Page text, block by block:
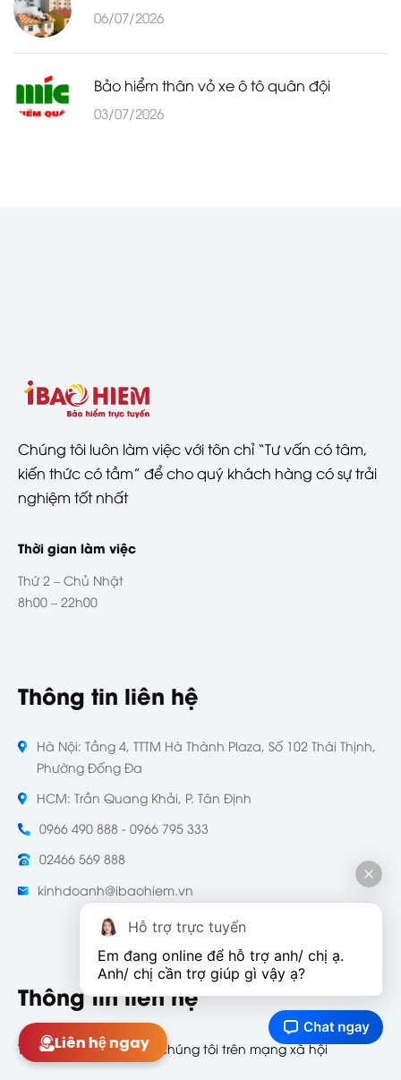
06/07/2026
Bảo hiểm thân vỏ xe ô tô quân đội
03/07/2026
Chúng tôi luôn làm việc với tôn chỉ “Tư vấn có tâm,
kiến thức có tầm” để cho quý khách hàng có sự trải
nghiệm tốt nhất
Thời gian làm việc
Thứ 2 – Chủ Nhật
8h00 – 22h00
Thông tin liên hệ
Hà Nội: Tầng 4, TTTM Hà Thành Plaza, Số 102 Thái Thịnh,
Phường Đống Đa
HCM: Trần Quang Khải, P. Tân Định
0966 490 888 - 0966 795 333
02466 569 888
kinhdoanh@ibaohiem.vn
Thông tin liên hệ
Theo dõi và tương tác chúng tôi trên mạng xã hội
Liên hệ ngay
Hỗ trợ trực tuyến
Em đang online để hỗ trợ anh/ chị ạ.
Anh/ chị cần trợ giúp gì vậy ạ?